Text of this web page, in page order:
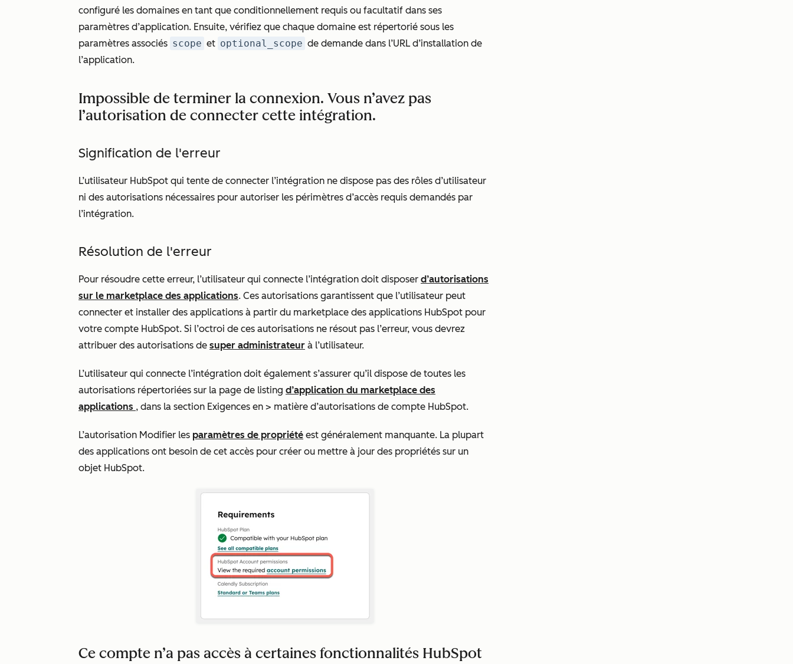
configuré les domaines en tant que conditionnellement requis ou facultatif dans ses
paramètres d’application. Ensuite, vérifiez que chaque domaine est répertorié sous les
paramètres associés scope et optional_scope de demande dans l’URL d’installation de
l’application.
Impossible de terminer la connexion. Vous n’avez pas
l’autorisation de connecter cette intégration.
Signification de l'erreur
L’utilisateur HubSpot qui tente de connecter l’intégration ne dispose pas des rôles d’utilisateur
ni des autorisations nécessaires pour autoriser les périmètres d’accès requis demandés par
l’intégration.
Résolution de l'erreur
Pour résoudre cette erreur, l’utilisateur qui connecte l’intégration doit disposer d’autorisations
sur le marketplace des applications. Ces autorisations garantissent que l’utilisateur peut
connecter et installer des applications à partir du marketplace des applications HubSpot pour
votre compte HubSpot. Si l’octroi de ces autorisations ne résout pas l’erreur, vous devrez
attribuer des autorisations de super administrateur à l’utilisateur.
L’utilisateur qui connecte l’intégration doit également s’assurer qu’il dispose de toutes les
autorisations répertoriées sur la page de listing d’application du marketplace des
applications , dans la section Exigences en > matière d’autorisations de compte HubSpot.
L’autorisation Modifier les paramètres de propriété est généralement manquante. La plupart
des applications ont besoin de cet accès pour créer ou mettre à jour des propriétés sur un
objet HubSpot.
Ce compte n’a pas accès à certaines fonctionnalités HubSpot